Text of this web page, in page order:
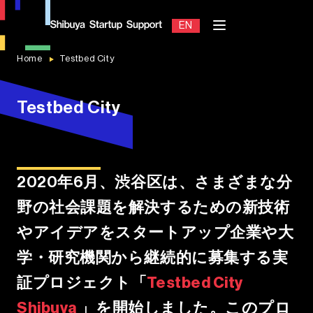
EN
Contact
Home Testbed City
Test bedCity
2020年6月、渋谷区は、さまざまな分
野の社会課題を解決するための新技術
やアイデアをスタートアップ企業や大
学・研究機関から継続的に募集する実
証プロジェクト
「 Testbed City
Shibuya 」 を開始しました。このプロ